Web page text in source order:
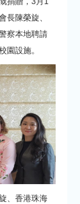
長陳榮旋、
察本地聘請
園設施。
、香港珠海